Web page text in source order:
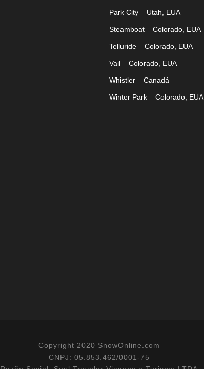
Park City – Utah, EUA
Steamboat – Colorado, EUA
Telluride – Colorado, EUA
Vail – Colorado, EUA
Whistler – Canadá
Winter Park – Colorado, EUA
Copyright 2020 SnowOnline.com
CNPJ: 05.853.462/0001-75